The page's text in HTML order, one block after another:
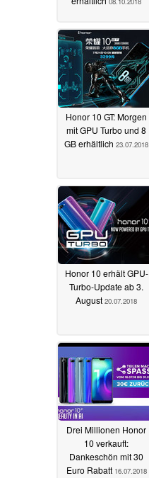
Honor 10 GT: Morgen
mit GPU Turbo und 8
GB erhältlich 23.07.2018
Honor 10 erhält GPU-
Turbo-Update ab 3.
August 20.07.2018
Drei Millionen Honor
10 verkauft:
Dankeschön mit 30
Euro Rabatt 16.07.2018